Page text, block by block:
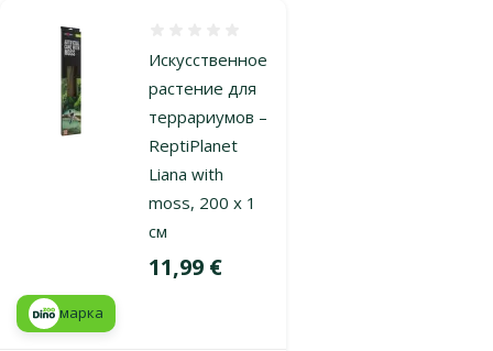
Искусственное
растение для
террариумов –
ReptiPlanet
Liana with
moss, 200 х 1
см
Цена
11,99 €
марка